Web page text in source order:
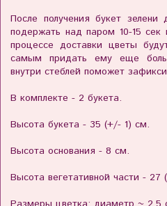
После получения букет
подержать над паром 10-15 сек
процессе доставки цветы
самым придать ему еще
внутри стеблей поможет
В комплекте - 2 букета.
Высота букета - 35 (+/- 1) см.
Высота основания - 8 см.
Высота вегетативной части - 27